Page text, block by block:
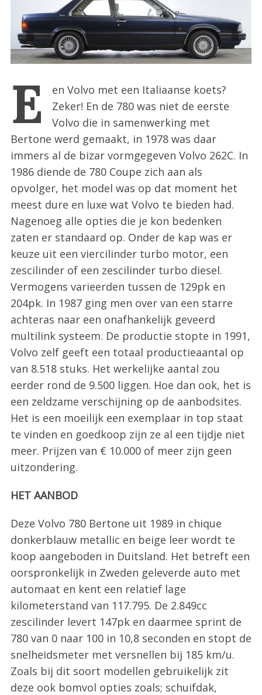
:
E
en Volvo met een Italiaanse koets?
Zeker! En de 780 was niet de eerste
Volvo die in samenwerking met
Bertone werd gemaakt, in 1978 was daar
immers al de bizar vormgegeven Volvo 262C. In
1986 diende de 780 Coupe zich aan als
opvolger, het model was op dat moment het
meest dure en luxe wat Volvo te bieden had.
Nagenoeg alle opties die je kon bedenken
zaten er standaard op. Onder de kap was er
keuze uit een viercilinder turbo motor, een
zescilinder of een zescilinder turbo diesel.
Vermogens varieerden tussen de 129pk en
204pk. In 1987 ging men over van een starre
achteras naar een onafhankelijk geveerd
multilink systeem. De productie stopte in 1991,
Volvo zelf geeft een totaal productieaantal op
van 8.518 stuks. Het werkelijke aantal zou
eerder rond de 9.500 liggen. Hoe dan ook, het is
een zeldzame verschijning op de aanbodsites.
Het is een moeilijk een exemplaar in top staat
te vinden en goedkoop zijn ze al een tijdje niet
meer. Prijzen van € 10.000 of meer zijn geen
uitzondering.
HET AANBOD
Deze Volvo 780 Bertone uit 1989 in chique
donkerblauw metallic en beige leer wordt te
koop aangeboden in Duitsland. Het betreft een
oorspronkelijk in Zweden geleverde auto met
automaat en kent een relatief lage
kilometerstand van 117.795. De 2.849cc
zescilinder levert 147pk en daarmee sprint de
780 van 0 naar 100 in 10,8 seconden en stopt de
snelheidsmeter met versnellen bij 185 km/u.
Zoals bij dit soort modellen gebruikelijk zit
deze ook bomvol opties zoals; schuifdak,